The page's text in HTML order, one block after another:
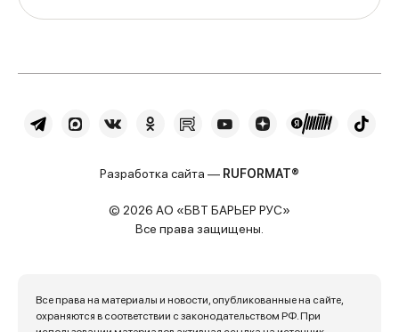
Разработка сайта — RUFORMAT®
© 2026 АО «БВТ БАРЬЕР РУС»
Все права защищены.
Все права на материалы и новости, опубликованные на сайте,
охраняются в соответствии с законодательством РФ. При